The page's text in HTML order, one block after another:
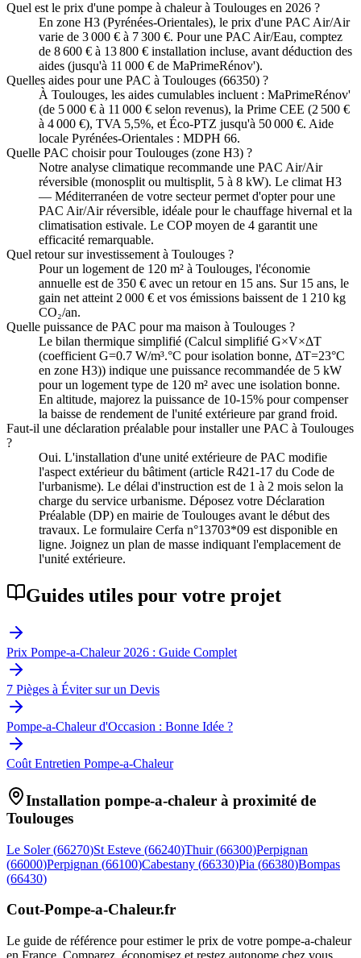
Quel est le prix d'une pompe à chaleur à Toulouges en 2026 ?
En zone H3 (Pyrénées-Orientales), le prix d'une PAC Air/Air
varie de 3 000 € à 7 300 €. Pour une PAC Air/Eau, comptez
de 8 600 € à 13 800 € installation incluse, avant déduction des
aides (jusqu'à 11 000 € de MaPrimeRénov').
Quelles aides pour une PAC à Toulouges (66350) ?
À Toulouges, les aides cumulables incluent : MaPrimeRénov'
(de 5 000 € à 11 000 € selon revenus), la Prime CEE (2 500 €
à 4 000 €), TVA 5,5%, et Éco-PTZ jusqu'à 50 000 €. Aide
locale Pyrénées-Orientales : MDPH 66.
Quelle PAC choisir pour Toulouges (zone H3) ?
Notre analyse climatique recommande une PAC Air/Air
réversible (monosplit ou multisplit, 5 à 8 kW). Le climat H3
— Méditerranéen de votre secteur permet d'opter pour une
PAC Air/Air réversible, idéale pour le chauffage hivernal et la
climatisation estivale. Le COP moyen de 4 garantit une
efficacité remarquable.
Quel retour sur investissement à Toulouges ?
Pour un logement de 120 m² à Toulouges, l'économie
annuelle est de 350 € avec un retour en 15 ans. Sur 15 ans, le
gain net atteint 2 000 € et vos émissions baissent de 1 210 kg
CO₂/an.
Quelle puissance de PAC pour ma maison à Toulouges ?
Le bilan thermique simplifié (Calcul simplifié G×V×ΔT
(coefficient G=0.7 W/m³.°C pour isolation bonne, ΔT=23°C
en zone H3)) indique une puissance recommandée de 5 kW
pour un logement type de 120 m² avec une isolation bonne.
En altitude, majorez la puissance de 10-15% pour compenser
la baisse de rendement de l'unité extérieure par grand froid.
Faut-il une déclaration préalable pour installer une PAC à Toulouges
?
Oui. L'installation d'une unité extérieure de PAC modifie
l'aspect extérieur du bâtiment (article R421-17 du Code de
l'urbanisme). Le délai d'instruction est de 1 à 2 mois selon la
charge du service urbanisme. Déposez votre Déclaration
Préalable (DP) en mairie de Toulouges avant le début des
travaux. Le formulaire Cerfa n°13703*09 est disponible en
ligne. Joignez un plan de masse indiquant l'emplacement de
l'unité extérieure.
Guides utiles pour votre projet
Prix Pompe-a-Chaleur 2026 : Guide Complet
7 Pièges à Éviter sur un Devis
Pompe-a-Chaleur d'Occasion : Bonne Idée ?
Coût Entretien Pompe-a-Chaleur
Installation pompe-a-chaleur à proximité de
Toulouges
Le Soler (66270)St Esteve (66240)Thuir (66300)Perpignan
(66000)Perpignan (66100)Cabestany (66330)Pia (66380)Bompas
(66430)
Cout-Pompe-a-Chaleur.fr
Le guide de référence pour estimer le prix de votre pompe-a-chaleur
en France. Comparez, économisez et restez autonome chez vous.